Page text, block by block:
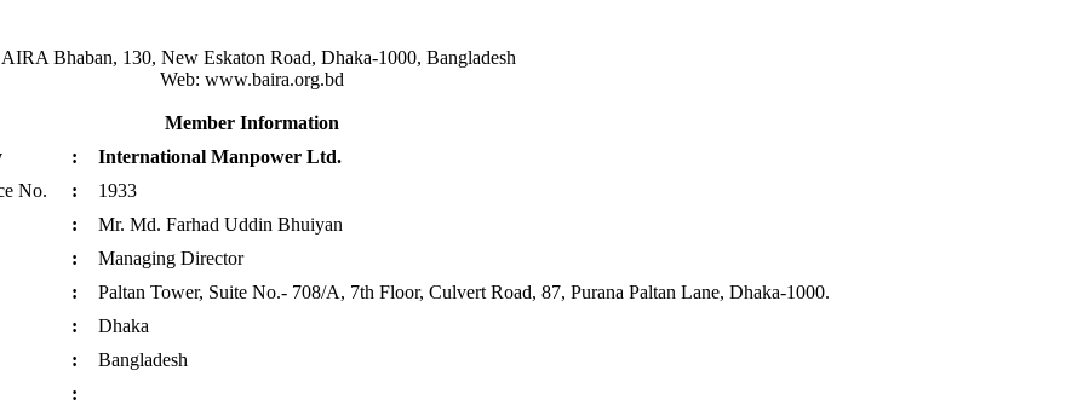
Bhaban, 130, New Eskaton Road, Dhaka-1000, Bangladesh
Web: www.baira.org.bd
Member Information
:
International Manpower Ltd.
No.
:
1933
:
Mr. Md. Farhad Uddin Bhuiyan
:
Managing Director
:
Paltan Tower, Suite No.- 708/A, 7th Floor, Culvert Road, 87, Purana Paltan Lane, Dhaka-1000.
:
Dhaka
:
Bangladesh
: